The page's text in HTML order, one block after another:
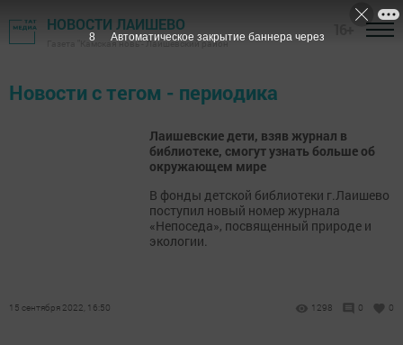
НОВОСТИ ЛАИШЕВО
Газета "Камская новь"- Лаишевский район
Новости с тегом - периодика
Лаишевские дети, взяв журнал в
библиотеке, смогут узнать больше об
окружающем мире
В фонды детской библиотеки г.Лаишево
поступил новый номер журнала
«Непоседа», посвященный природе и
экологии.
15 сентября 2022, 16:50 1298 0 0
8 Автоматическое закрытие баннера через